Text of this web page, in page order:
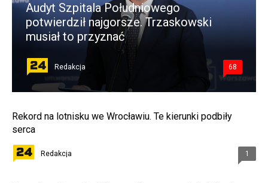
Audyt Szpitala Południowego
potwierdził najgorsze. Trzaskowski
musiał to przyznać
Redakcja 68
Rekord na lotnisku we Wrocławiu. Te kierunki podbiły
serca
Redakcja 1